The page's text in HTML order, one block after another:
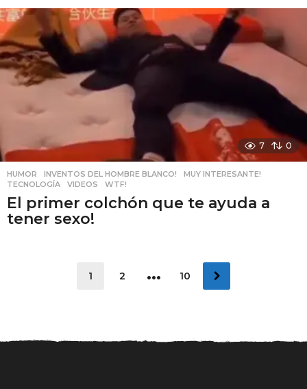
7 0
HUMOR ,INVENTOS DEL HOMBRE BLANCO! ,MUY INTERESANTE!
TECNOLOGÍA
,VIDEOS ,WTF!
El primer colchón que te ayuda a
tener sexo!
1 2 … 10